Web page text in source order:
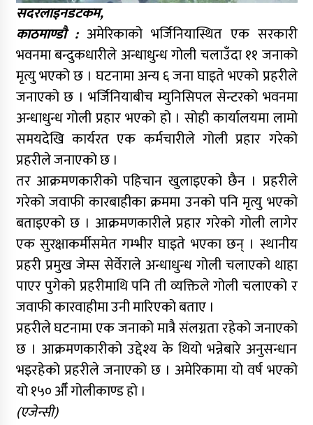
सदरलाइनडटकम,
काठमाण्डौ :अमेरिकाको भर्जिनियास्थित एक सरकारी
भवनमा बन्दुकधारीले अन्धाधुन्ध गोली चलाउँदा ११ जनाको
मृत्यु भएको छ । घटनामा अन्य ६ जना घाइते भएको प्रहरीले
जनाएको छ । भर्जिनियाबीच म्युनिसिपल सेन्टरको भवनमा
अन्धाधुन्ध गोली प्रहार भएको हो । सोही कार्यालयमा लामो
समयदेखि कार्यरत एक कर्मचारीले गोली प्रहार गरेको
प्रहरीले जनाएको छ ।
तर आक्रमणकारीको पहिचान खुलाइएको छैन । प्रहरीले
गरेको जवाफी कारबाहीका क्रममा उनको पनि मृत्यु भएको
बताइएको छ । आक्रमणकारीले प्रहार गरेको गोली लागेर
एक सुरक्षाकर्मीसमेत गम्भीर घाइते भएका छन् । स्थानीय
प्रहरी प्रमुख जेम्स सेर्वेराले अन्धाधुन्ध गोली चलाएको थाहा
पाएर पुगेको प्रहरीमाथि पनि ती व्यक्तिले गोली चलाएको र
जवाफी कारवाहीमा उनी मारिएको बताए ।
प्रहरीले घटनामा एक जनाको मात्रै संलग्नता रहेको जनाएको
छ । आक्रमणकारीको उद्देश्य के थियो भन्नेबारे अनुसन्धान
भइरहेको प्रहरीले जनाएको छ । अमेरिकामा यो वर्ष भएको
यो १५० औँ गोलीकाण्ड हो ।
(एजेन्सी)